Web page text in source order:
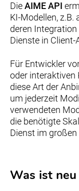
DieAIME API
KI-Modellen, z.B.
deren
Dienste in
Für Entwickler
oder interaktiven
diese Art der
um jederzeit
verwendeten
die benötigte
Dienst im
Was ist